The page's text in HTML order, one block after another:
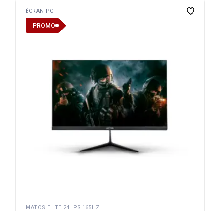
ÉCRAN PC
PROMO
MATOS ELITE 24 IPS 165HZ